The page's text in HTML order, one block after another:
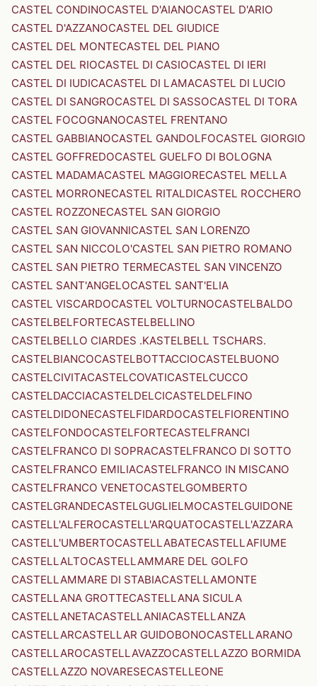
CASTEL CONDINOCASTEL D'AIANOCASTEL D'ARIO
CASTEL D'AZZANOCASTEL DEL GIUDICE
CASTEL DEL MONTECASTEL DEL PIANO
CASTEL DEL RIOCASTEL DI CASIOCASTEL DI IERI
CASTEL DI IUDICACASTEL DI LAMACASTEL DI LUCIO
CASTEL DI SANGROCASTEL DI SASSOCASTEL DI TORA
CASTEL FOCOGNANOCASTEL FRENTANO
CASTEL GABBIANOCASTEL GANDOLFOCASTEL GIORGIO
CASTEL GOFFREDOCASTEL GUELFO DI BOLOGNA
CASTEL MADAMACASTEL MAGGIORECASTEL MELLA
CASTEL MORRONECASTEL RITALDICASTEL ROCCHERO
CASTEL ROZZONECASTEL SAN GIORGIO
CASTEL SAN GIOVANNICASTEL SAN LORENZO
CASTEL SAN NICCOLO'CASTEL SAN PIETRO ROMANO
CASTEL SAN PIETRO TERMECASTEL SAN VINCENZO
CASTEL SANT'ANGELOCASTEL SANT'ELIA
CASTEL VISCARDOCASTEL VOLTURNOCASTELBALDO
CASTELBELFORTECASTELBELLINO
CASTELBELLO CIARDES .KASTELBELL TSCHARS.
CASTELBIANCOCASTELBOTTACCIOCASTELBUONO
CASTELCIVITACASTELCOVATICASTELCUCCO
CASTELDACCIACASTELDELCICASTELDELFINO
CASTELDIDONECASTELFIDARDOCASTELFIORENTINO
CASTELFONDOCASTELFORTECASTELFRANCI
CASTELFRANCO DI SOPRACASTELFRANCO DI SOTTO
CASTELFRANCO EMILIACASTELFRANCO IN MISCANO
CASTELFRANCO VENETOCASTELGOMBERTO
CASTELGRANDECASTELGUGLIELMOCASTELGUIDONE
CASTELL'ALFEROCASTELL'ARQUATOCASTELL'AZZARA
CASTELL'UMBERTOCASTELLABATECASTELLAFIUME
CASTELLALTOCASTELLAMMARE DEL GOLFO
CASTELLAMMARE DI STABIACASTELLAMONTE
CASTELLANA GROTTECASTELLANA SICULA
CASTELLANETACASTELLANIACASTELLANZA
CASTELLARCASTELLAR GUIDOBONOCASTELLARANO
CASTELLAROCASTELLAVAZZOCASTELLAZZO BORMIDA
CASTELLAZZO NOVARESECASTELLEONE